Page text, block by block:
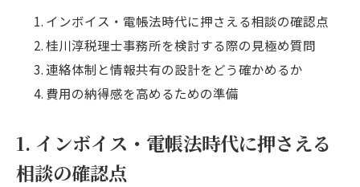
インボイス・電帳法時代に押さえる相談の確認点
桂川淳税理士事務所を検討する際の見極め質問
連絡体制と情報共有の設計をどう確かめるか
費用の納得感を高めるための準備
1. インボイス・電帳法時代に押さえる
相談の確認点